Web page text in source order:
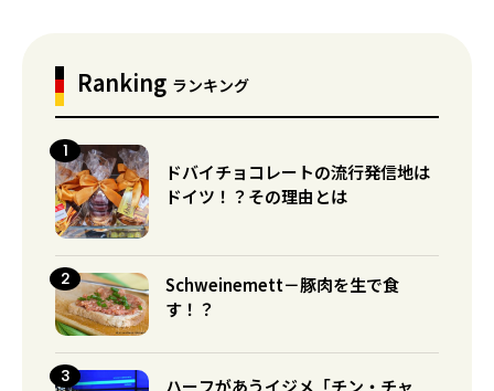
Ranking ランキング
ドバイチョコレートの流行発信地は
ドイツ！？その理由とは
Schweinemett－豚肉を生で食
す！？
ハーフがあうイジメ「チン・チャ